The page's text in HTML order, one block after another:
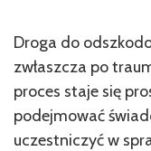
Droga do
zwłaszcza po
proces staje się
podejmować
uczestniczyć w